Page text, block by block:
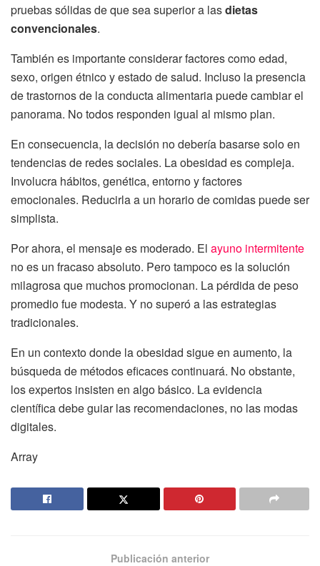
pruebas sólidas de que sea superior a lasdietas
convencionales.
También es importante considerar factores como edad,
sexo, origen étnico y estado de salud. Incluso la presencia
de trastornos de la conducta alimentaria puede cambiar el
panorama. No todos responden igual al mismo plan.
En consecuencia, la decisión no debería basarse solo en
tendencias de redes sociales. La obesidad es compleja.
Involucra hábitos, genética, entorno y factores
emocionales. Reducirla a un horario de comidas puede ser
simplista.
Por ahora, el mensaje es moderado. El ayuno intermitente
no es un fracaso absoluto. Pero tampoco es la solución
milagrosa que muchos promocionan. La pérdida de peso
promedio fue modesta. Y no superó a las estrategias
tradicionales.
En un contexto donde la obesidad sigue en aumento, la
búsqueda de métodos eficaces continuará. No obstante,
los expertos insisten en algo básico. La evidencia
científica debe guiar las recomendaciones, no las modas
digitales.
Array
Publicación anterior